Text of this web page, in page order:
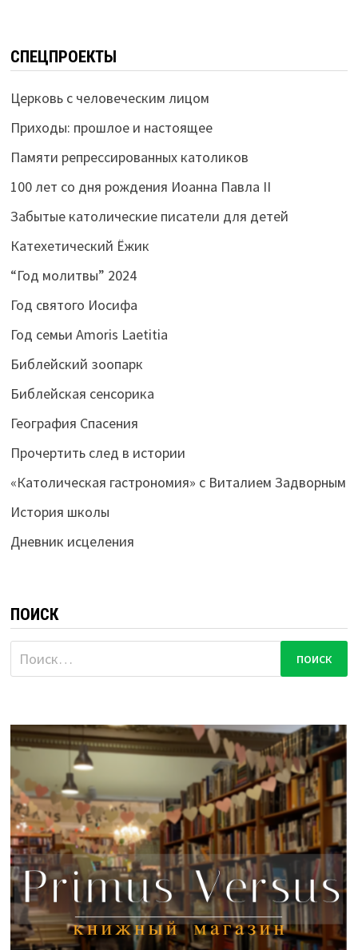
СПЕЦПРОЕКТЫ
Церковь с человеческим лицом
Приходы: прошлое и настоящее
Памяти репрессированных католиков
100 лет со дня рождения Иоанна Павла II
Забытые католические писатели для детей
Катехетический Ёжик
“Год молитвы” 2024
Год святого Иосифа
Год семьи Amoris Laetitia
Библейский зоопарк
Библейская сенсорика
География Спасения
Прочертить след в истории
«Католическая гастрономия» с Виталием Задворным
История школы
Дневник исцеления
ПОИСК
Найти: